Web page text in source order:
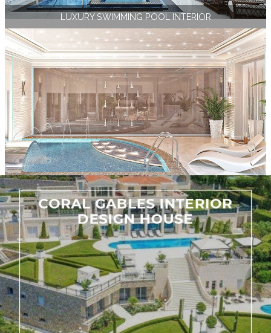
LUXURY SWIMMING POOL INTERIOR